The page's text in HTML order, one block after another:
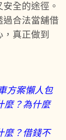
全的途徑。
過合法當舖借
真正做到
方案懶人包
麼？為什麼
麼？借錢不